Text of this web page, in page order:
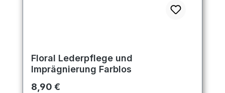
Floral Lederpflege und
Imprägnierung Farblos
Regulärer Preis:
8,90 €